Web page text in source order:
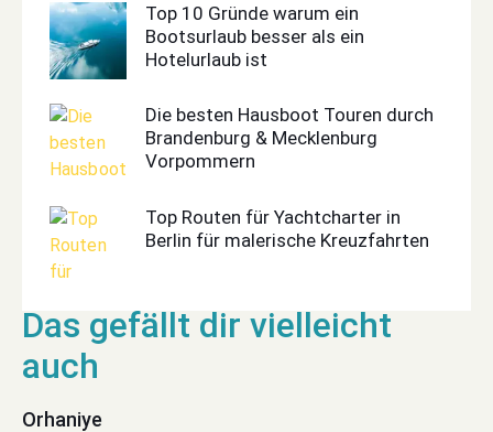
Top 10 Gründe warum ein
Bootsurlaub besser als ein
Hotelurlaub ist
Die besten Hausboot Touren durch
Brandenburg & Mecklenburg
Vorpommern
Top Routen für Yachtcharter in
Berlin für malerische Kreuzfahrten
Orhaniye